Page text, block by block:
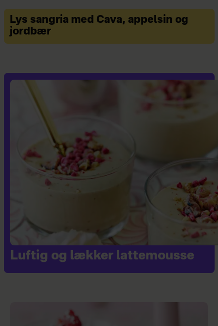
Lys sangria med Cava, appelsin og
jordbær
Luftig og lækker lattemousse